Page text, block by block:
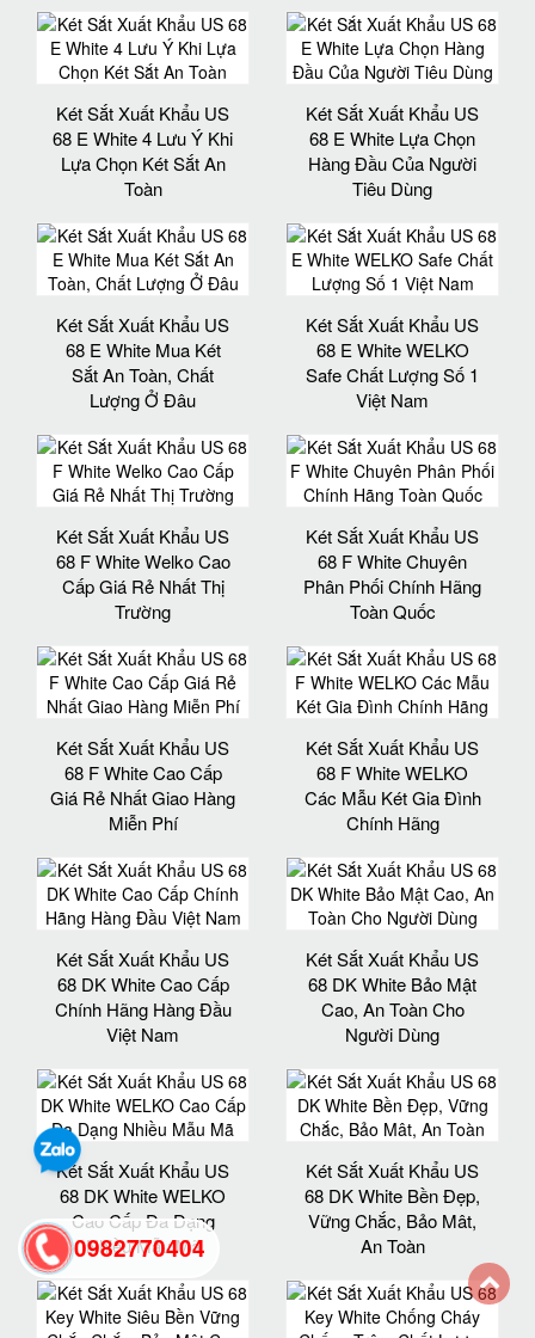
Két Sắt Xuất Khẩu US
68 E White 4 Lưu Ý Khi
Lựa Chọn Két Sắt An
Toàn
Két Sắt Xuất Khẩu US
68 E White Lựa Chọn
Hàng Đầu Của Người
Tiêu Dùng
Két Sắt Xuất Khẩu US
68 E White Mua Két
Sắt An Toàn, Chất
Lượng Ở Đâu
Két Sắt Xuất Khẩu US
68 E White WELKO
Safe Chất Lượng Số 1
Việt Nam
Két Sắt Xuất Khẩu US
68 F White Welko Cao
Cấp Giá Rẻ Nhất Thị
Trường
Két Sắt Xuất Khẩu US
68 F White Chuyên
Phân Phối Chính Hãng
Toàn Quốc
Két Sắt Xuất Khẩu US
68 F White Cao Cấp
Giá Rẻ Nhất Giao Hàng
Miễn Phí
Két Sắt Xuất Khẩu US
68 F White WELKO
Các Mẫu Két Gia Đình
Chính Hãng
Két Sắt Xuất Khẩu US
68 DK White Cao Cấp
Chính Hãng Hàng Đầu
Việt Nam
Két Sắt Xuất Khẩu US
68 DK White Bảo Mật
Cao, An Toàn Cho
Người Dùng
Két Sắt Xuất Khẩu US
68 DK White WELKO
Cao Cấp Đa Dạng
Nhiều Mẫu Mã
Két Sắt Xuất Khẩu US
68 DK White Bền Đẹp,
Vững Chắc, Bảo Mât,
An Toàn
0982770404
back